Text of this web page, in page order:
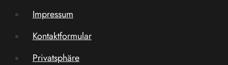
Impressum
Kontaktformular
Privatsphäre